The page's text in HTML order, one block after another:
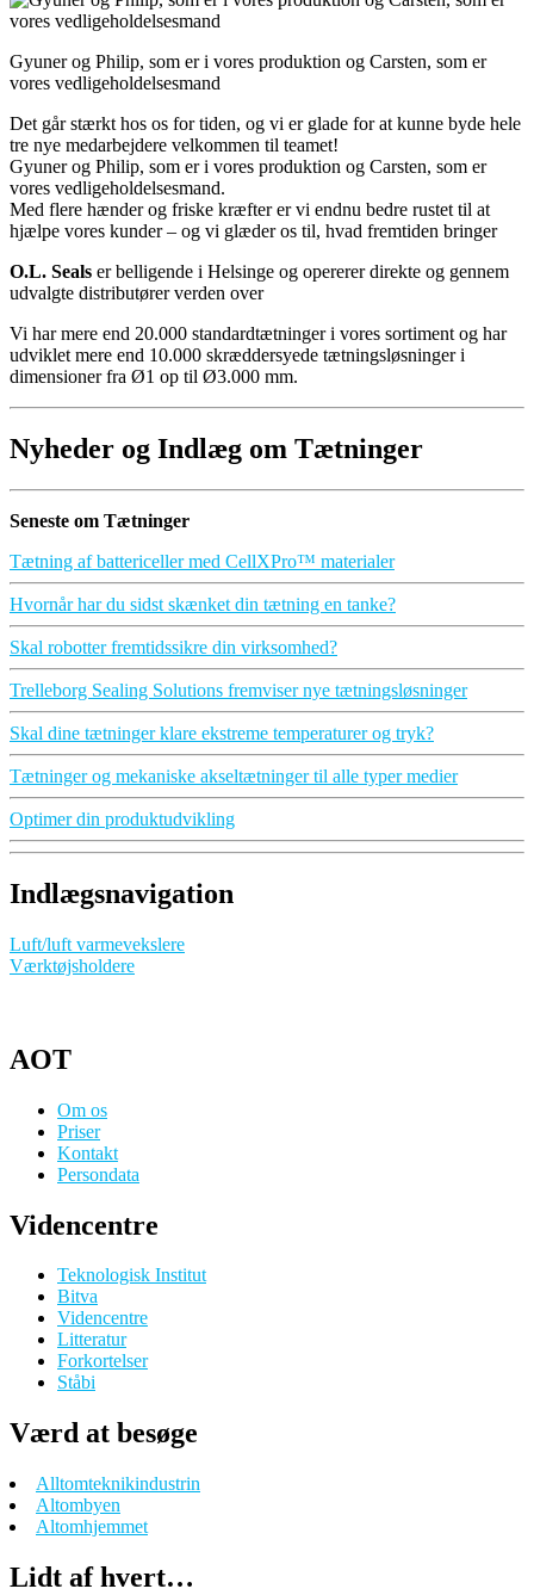
Gyuner og Philip, som er i vores produktion og Carsten, som er
vores vedligeholdelsesmand
Det går stærkt hos os for tiden, og vi er glade for at kunne byde hele
tre nye medarbejdere velkommen til teamet!
Gyuner og Philip, som er i vores produktion og Carsten, som er
vores vedligeholdelsesmand.
Med flere hænder og friske kræfter er vi endnu bedre rustet til at
hjælpe vores kunder – og vi glæder os til, hvad fremtiden bringer
O.L. Seals er belligende i Helsinge og opererer direkte og gennem
udvalgte distributører verden over
Vi har mere end 20.000 standardtætninger i vores sortiment og har
udviklet mere end 10.000 skræddersyede tætningsløsninger i
dimensioner fra Ø1 op til Ø3.000 mm.
Nyheder og Indlæg om Tætninger
Seneste om Tætninger
Tætning af battericeller med CellXPro™ materialer
Hvornår har du sidst skænket din tætning en tanke?
Skal robotter fremtidssikre din virksomhed?
Trelleborg Sealing Solutions fremviser nye tætningsløsninger
Skal dine tætninger klare ekstreme temperaturer og tryk?
Tætninger og mekaniske akseltætninger til alle typer medier
Optimer din produktudvikling
Indlægsnavigation
Luft/luft varmevekslere
Værktøjsholdere
AOT
Om os
Priser
Kontakt
Persondata
Videncentre
Teknologisk Institut
Bitva
Videncentre
Litteratur
Forkortelser
Ståbi
Værd at besøge
Alltomteknikindustrin
Altombyen
Altomhjemmet
Lidt af hvert…